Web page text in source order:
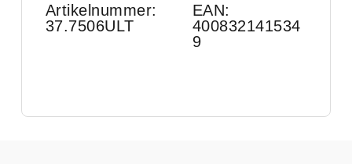
Artikelnummer:
37.7506ULT
EAN:
400832141534
9